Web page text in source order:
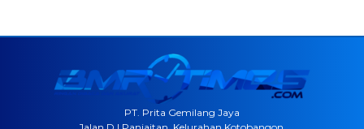
PT. Prita Gemilang Jaya